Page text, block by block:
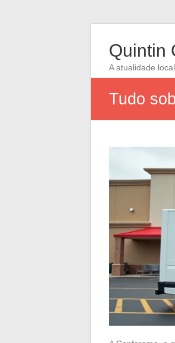
Quintin
A atualidade local
Tudo